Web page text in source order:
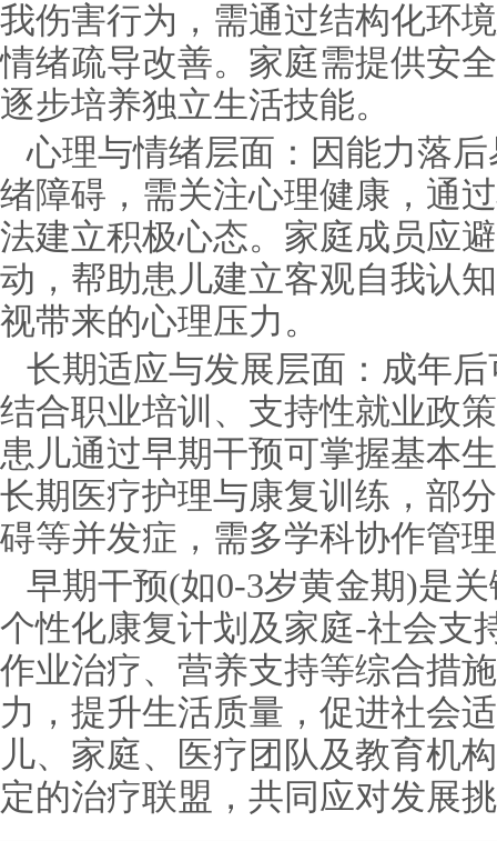
我伤害行为，需通过结构化环
情绪疏导改善。家庭需提供安
逐步培养独立生活技能。
心理与情绪层面：因能力落
绪障碍，需关注心理健康，通
法建立积极心态。家庭成员应
动，帮助患儿建立客观自我认
视带来的心理压力。
长期适应与发展层面：成年
结合职业培训、支持性就业政
患儿通过早期干预可掌握基本
长期医疗护理与康复训练，部
碍等并发症，需多学科协作管
早期干预(如0-3岁黄金期)是
个性化康复计划及家庭-社会支
作业治疗、营养支持等综合措
力，提升生活质量，促进社会
儿、家庭、医疗团队及教育机
定的治疗联盟，共同应对发展